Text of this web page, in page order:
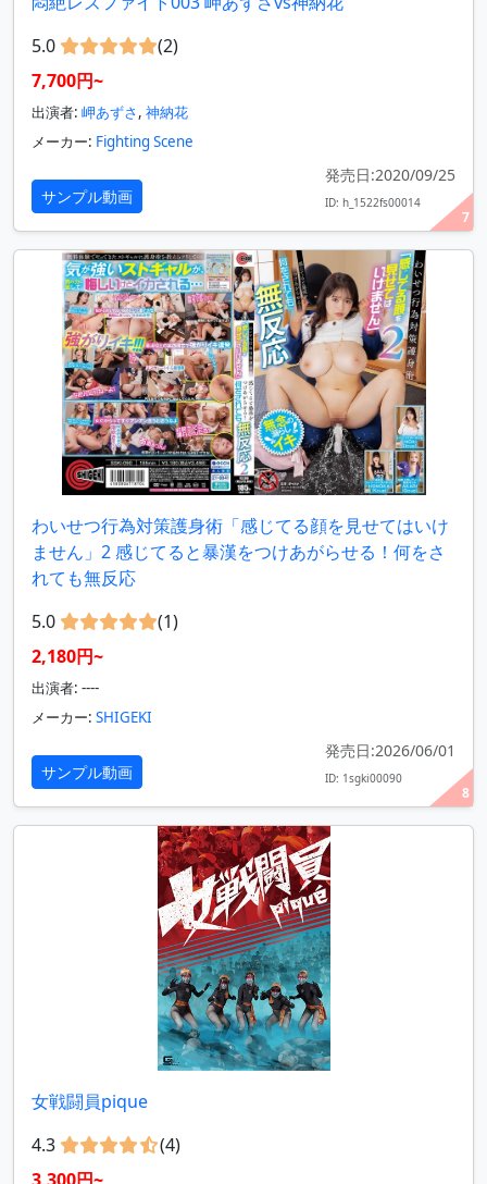
7
5.0
(2)
7,700円~
出演者: 岬あずさ, 神納花
メーカー: Fighting Scene
サンプル動画
発売日:2020/09/25
ID: h_1522fs00014
8
わいせつ行為対策護身術「感じてる顔を見せてはいけ
ません」2 感じてると暴漢をつけあがらせる！何をさ
れても無反応
5.0
(1)
2,180円~
出演者: ----
メーカー: SHIGEKI
サンプル動画
発売日:2026/06/01
ID: 1sgki00090
女戦闘員pique
4.3
(4)